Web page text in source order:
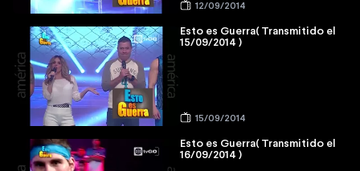
12/09/2014
Esto es Guerra( Transmitido el
15/09/2014 )
15/09/2014
Esto es Guerra( Transmitido el
16/09/2014 )